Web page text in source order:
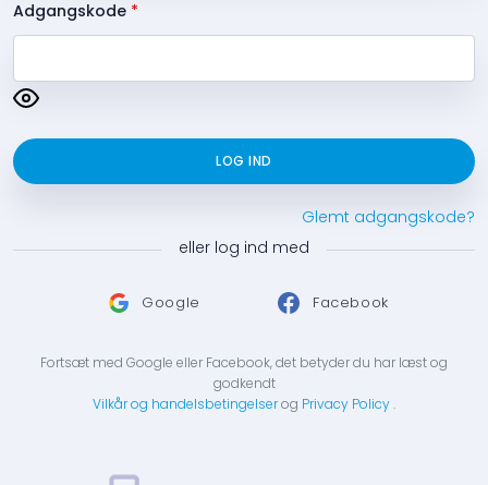
Adgangskode *
LOG IND
Glemt adgangskode?
eller log ind med
Google Facebook
Fortsæt med Google eller Facebook, det betyder du har læst og
godkendt
Vilkår og handelsbetingelserog Privacy Policy.